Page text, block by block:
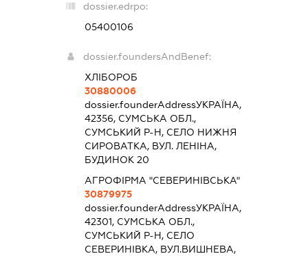
dossier.edrpo:
05400106
dossier.foundersAndBenef:
ХЛІБОРОБ
30880006
dossier.founderAddressУКРАЇНА,
42356, СУМСЬКА ОБЛ.,
СУМСЬКИЙ Р-Н, СЕЛО НИЖНЯ
СИРОВАТКА, ВУЛ. ЛЕНІНА,
БУДИНОК 20
АГРОФІРМА "СЕВЕРИНІВСЬКА"
30879975
dossier.founderAddressУКРАЇНА,
42301, СУМСЬКА ОБЛ.,
СУМСЬКИЙ Р-Н, СЕЛО
СЕВЕРИНІВКА, ВУЛ.ВИШНЕВА,